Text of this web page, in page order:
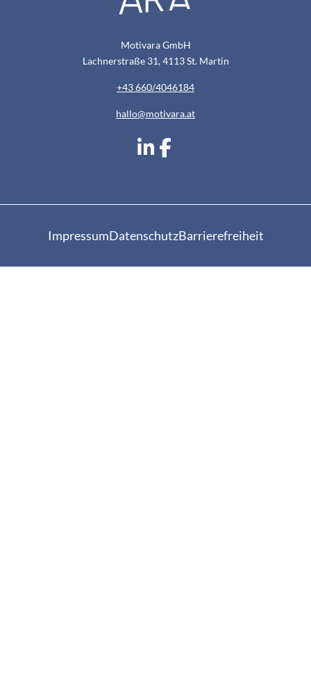
Motivara GmbH
Lachnerstraße 31, 4113 St. Martin
+43 660/4046184
hallo@motivara.at
ImpressumDatenschutzBarrierefreiheit